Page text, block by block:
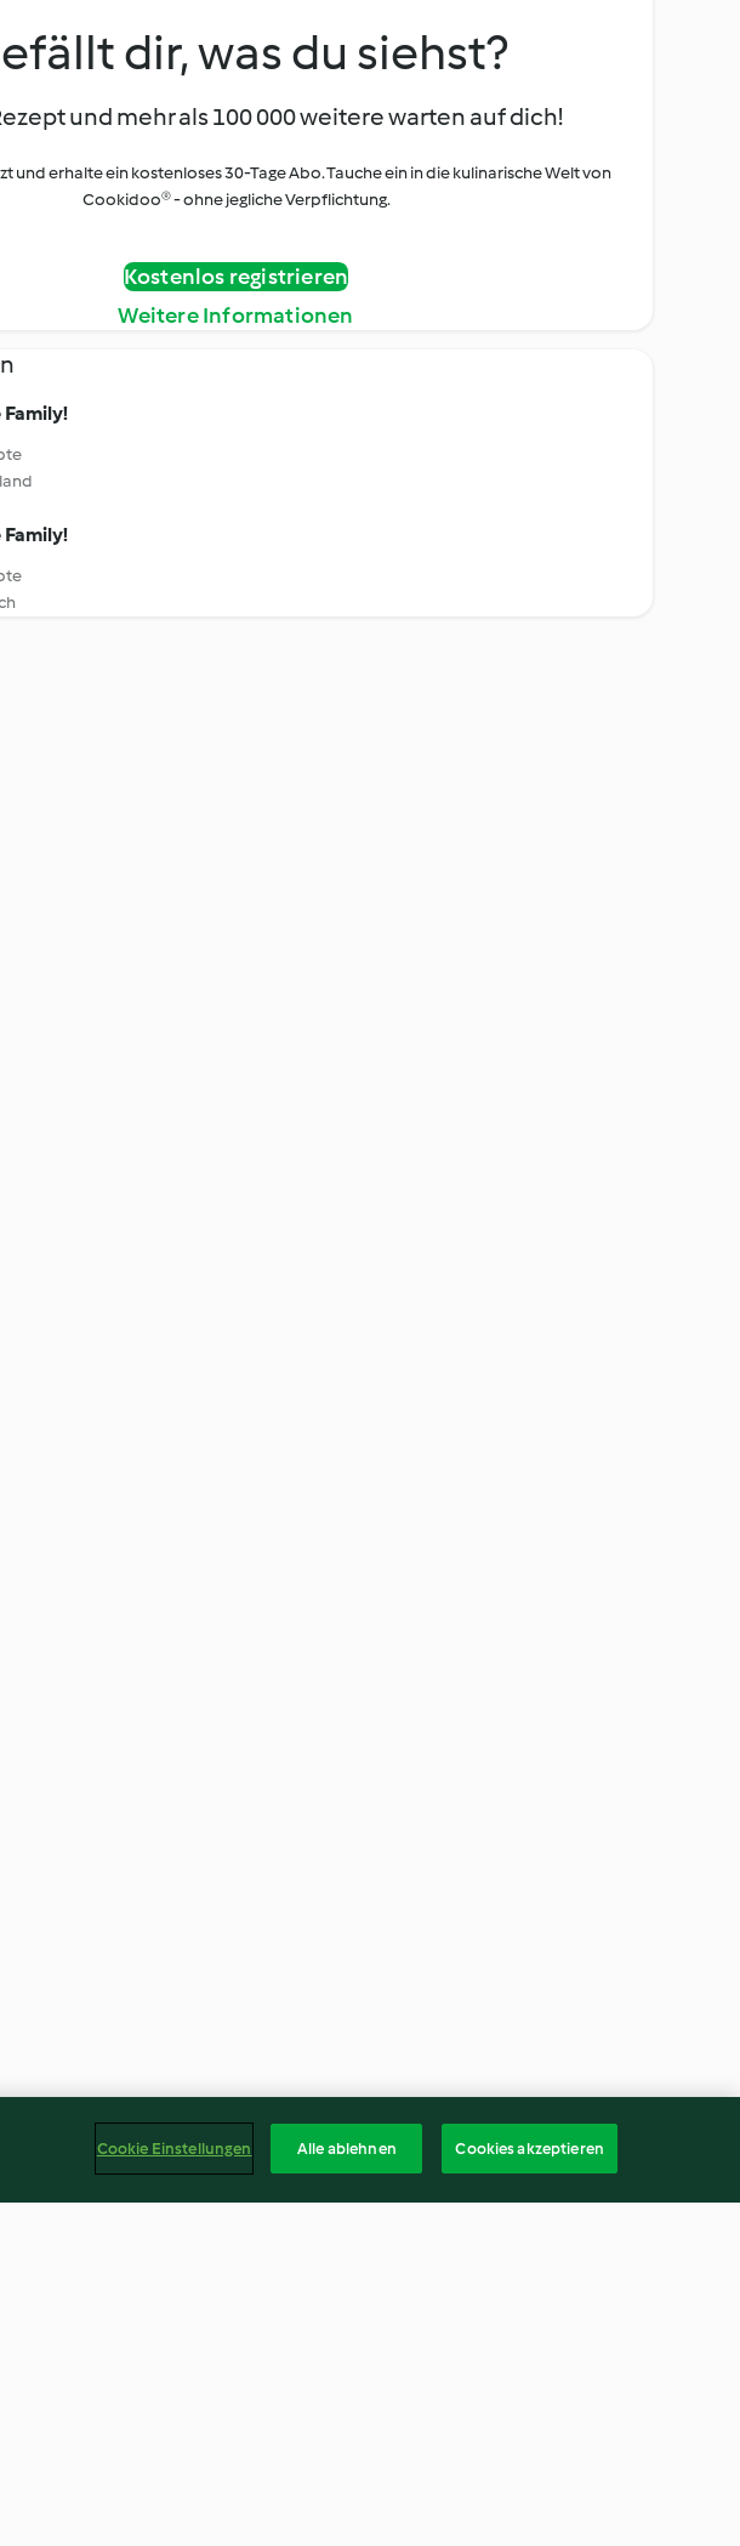
dir, was du siehst?
und mehr als 100 000 weitere warten auf dich!
und erhalte ein kostenloses 30-Tage Abo. Tauche ein in die kulinarische Welt von
Cookidoo® - ohne jegliche Verpflichtung.
Kostenlos registrieren
Weitere Informationen
Family!
Family!
Cookie Einstellungen Alle ablehnen Cookies akzeptieren